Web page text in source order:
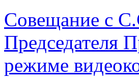
Совещание с
Председателя
режиме